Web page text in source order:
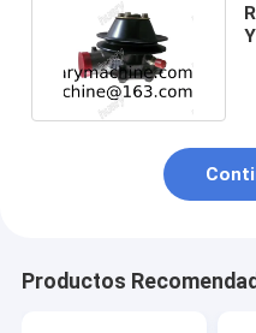
Productos